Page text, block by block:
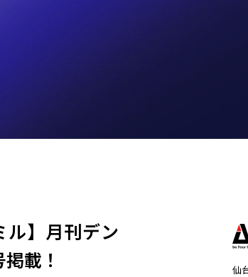
ル】月刊デン
載！
仙